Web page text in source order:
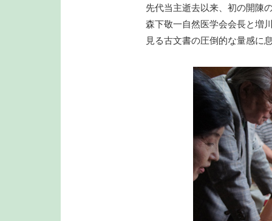
先代当主逝去以来、初の開陳
森下敬一自然医学会会長と増
見る古文書の圧倒的な量感に